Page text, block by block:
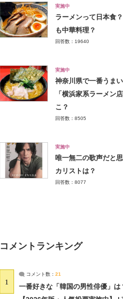
実施中
ラーメンって日本食
も中華料理？
回答数：19640
実施中
神奈川県で一番うま
「横浜家系ラーメン
こ？
回答数：8505
実施中
唯一無二の歌声だと
カリストは？
回答数：8077
コメントランキング
1
コメント数： 21
一番好きな「韓国の男性俳優」は